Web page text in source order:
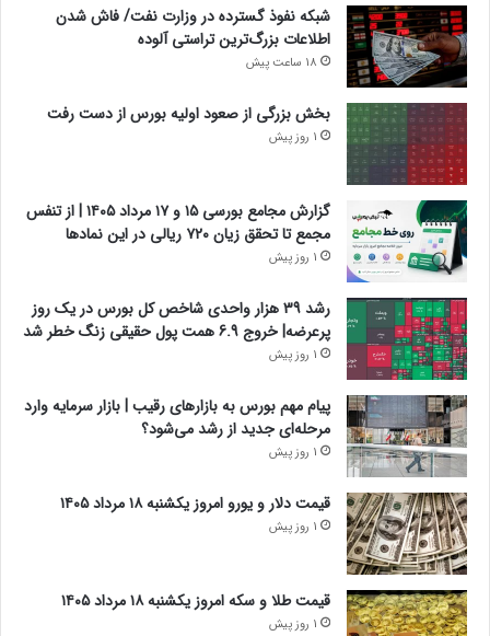
شبکه نفوذ گسترده در وزارت نفت/ فاش شدن
اطلاعات بزرگ‌ترین تراستی‌ آلوده
18 ساعت پیش
بخش بزرگی از صعود اولیه بورس از دست رفت
1 روز پیش
گزارش مجامع بورسی ۱۵ و ۱۷ مرداد ۱۴۰۵ | از تنفس
مجمع تا تحقق زیان ۷۲۰ ریالی در این نماد‌ها
1 روز پیش
رشد 39 هزار واحدی شاخص کل بورس در یک روز
پرعرضه| خروج 6.9 همت پول حقیقی زنگ خطر شد
1 روز پیش
پیام مهم بورس به بازارهای رقیب | بازار سرمایه وارد
مرحله‌ای جدید از رشد می‌شود؟
1 روز پیش
قیمت دلار و یورو امروز یکشنبه ۱۸ مرداد ۱۴۰۵
1 روز پیش
قیمت طلا و سکه امروز یکشنبه ۱۸ مرداد ۱۴۰۵
1 روز پیش